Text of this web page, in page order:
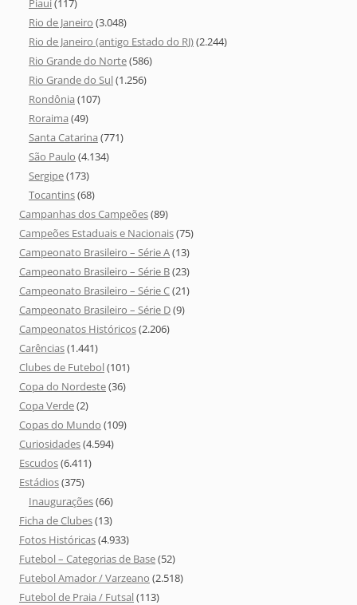
Piauí(117)
Rio de Janeiro (3.048)
Rio de Janeiro (antigo Estado do RJ)(2.244)
Rio Grande do Norte(586)
Rio Grande do Sul(1.256)
Rondônia (107)
Roraima (49)
Santa Catarina (771)
São Paulo (4.134)
Sergipe(173)
Tocantins(68)
Campanhas dos Campeões(89)
Campeões Estaduais e Nacionais(75)
Campeonato Brasileiro – Série A(13)
Campeonato Brasileiro – Série B(23)
Campeonato Brasileiro – Série C(21)
Campeonato Brasileiro – Série D(9)
Campeonatos Históricos(2.206)
Carências(1.441)
Clubes de Futebol(101)
Copa do Nordeste(36)
Copa Verde(2)
Copas do Mundo (109)
Curiosidades(4.594)
Escudos(6.411)
Estádios(375)
Inaugurações(66)
Ficha de Clubes(13)
Fotos Históricas(4.933)
Futebol – Categorias de Base(52)
Futebol Amador / Varzeano (2.518)
Futebol de Praia / Futsal(113)